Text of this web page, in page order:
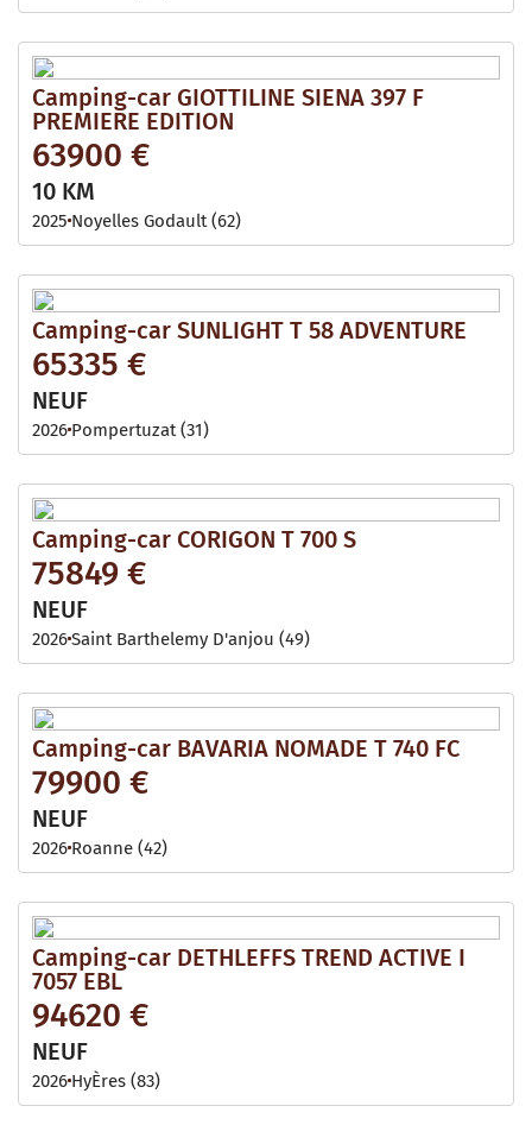
Camping-car GIOTTILINE SIENA 397 F
PREMIERE EDITION
63900 €
10 KM
2025 Noyelles Godault (62)
Camping-car SUNLIGHT T 58 ADVENTURE
65335 €
NEUF
2026 Pompertuzat (31)
Camping-car CORIGON T 700 S
75849 €
NEUF
2026Saint Barthelemy D'anjou (49)
Camping-car BAVARIA NOMADE T 740 FC
79900 €
NEUF
2026 Roanne (42)
Camping-car DETHLEFFS TREND ACTIVE I
7057 EBL
94620 €
NEUF
2026 HyÈres (83)